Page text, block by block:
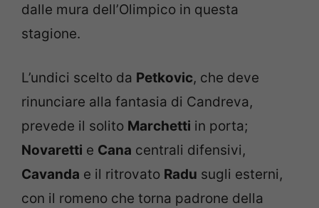
dalle mura dell’Olimpico in questa
stagione.
L’undici scelto da Petkovic, che deve
rinunciare alla fantasia di Candreva,
prevede il solito Marchetti in porta;
Novaretti e Cana centrali difensivi,
Cavanda e il ritrovato Radu sugli esterni,
con il romeno che torna padrone della